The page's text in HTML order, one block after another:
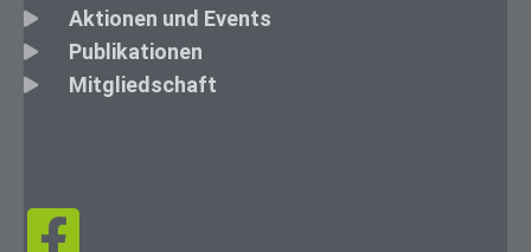
Aktionen und Events
Publikationen
Mitgliedschaft